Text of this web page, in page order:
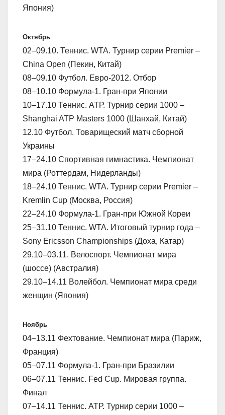
Япония)
Октябрь
02–09.10. Теннис. WTA. Турнир серии Premier –
China Open (Пекин, Китай)
08–09.10 Футбол. Евро-2012. Отбор
08–10.10 Формула-1. Гран-при Японии
10–17.10 Теннис. АТР. Турнир серии 1000 –
Shanghai ATP Masters 1000 (Шанхай, Китай)
12.10 Футбол. Товарищеский матч сборной
Украины
17–24.10 Спортивная гимнастика. Чемпионат
мира (Роттердам, Нидерланды)
18–24.10 Теннис. WTA. Турнир серии Premier –
Kremlin Cup (Москва, Россия)
22–24.10 Формула-1. Гран-при Южной Кореи
25–31.10 Теннис. WTA. Итоговый турнир года –
Sony Ericsson Championships (Доха, Катар)
29.10–03.11. Велоспорт. Чемпионат мира
(шоссе) (Австралия)
29.10–14.11 Волейбол. Чемпионат мира среди
женщин (Япония)
Ноябрь
04–13.11 Фехтование. Чемпионат мира (Париж,
Франция)
05–07.11 Формула-1. Гран-при Бразилии
06–07.11 Теннис. Fed Cup. Мировая группа.
Финал
07–14.11 Теннис. АТР. Турнир серии 1000 –